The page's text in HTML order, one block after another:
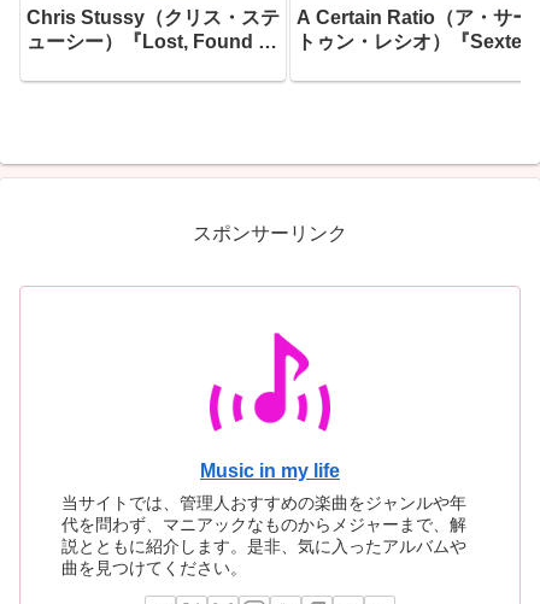
Chris Stussy（クリス・ステ
ューシー）『Lost, Found &
ダムのアンダーグラウンドを
旅路に散らばった「未完のア
A Certain Ratio（ア・サー
トゥン・レシオ）『Sextet
生んだ最も「踊れる」傑作
バム」と今なお称賛され続
スポンサーリンク
Music in my life
当サイトでは、管理人おすすめの楽曲をジャンルや年
代を問わず、マニアックなものからメジャーまで、解
説とともに紹介します。是非、気に入ったアルバムや
曲を見つけてください。